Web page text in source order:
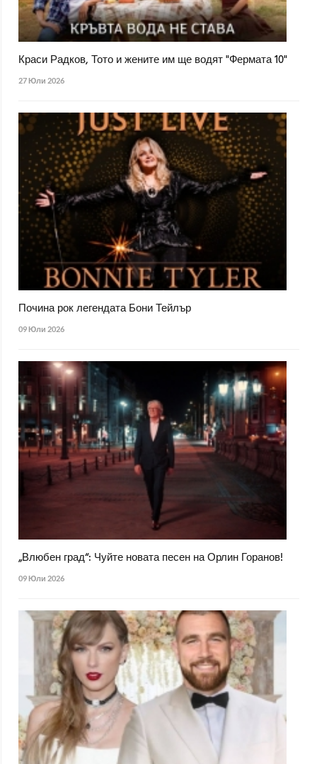
Краси Радков, Тото и жените им ще водят "Фермата 10"
27 Юли 2026
Почина рок легендата Бони Тейлър
09 Юли 2026
„Влюбен град“: Чуйте новата песен на Орлин Горанов!
09 Юли 2026